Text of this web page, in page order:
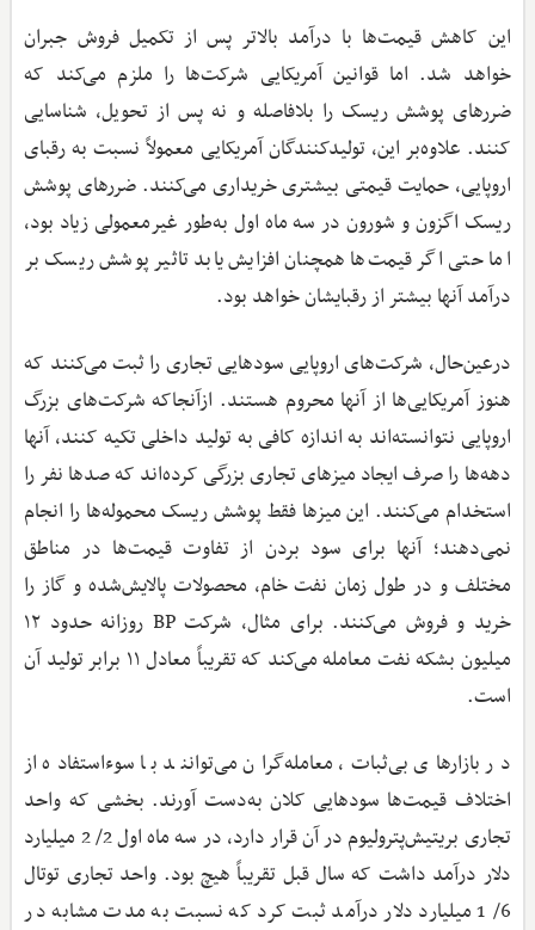
این کاهش قیمت‌ها با درآمد بالاتر پس از تکمیل فروش جبران
خواهد شد. اما قوانین آمریکایی شرکت‌ها را ملزم می‌کند که
ضررهای پوشش ریسک را بلافاصله و نه پس از تحویل، شناسایی
کنند. علاوه‌بر این، تولیدکنندگان آمریکایی معمولاً نسبت به رقبای
اروپایی، حمایت قیمتی بیشتری خریداری می‌کنند. ضررهای پوشش
ریسک اگزون و شورون در سه ‌ماه اول به‌طور غیرمعمولی زیاد بود،
اما حتی اگر قیمت‌ها همچنان افزایش یابد تاثیر پوشش ریسک بر
درآمد آنها بیشتر از رقبایشان خواهد بود.
درعین‌حال، شرکت‌های اروپایی سودهایی تجاری را ثبت می‌کنند که
هنوز آمریکایی‌ها از آنها محروم هستند. ازآنجا‌که شرکت‌های بزرگ
اروپایی نتوانسته‌اند به اندازه کافی به تولید داخلی تکیه کنند، آنها
دهه‌ها را صرف ایجاد میزهای تجاری بزرگی کرده‌اند که صدها نفر را
استخدام می‌کنند. این میزها فقط پوشش ریسک محموله‌ها را انجام
نمی‌دهند؛ آنها برای سود بردن از تفاوت قیمت‌ها در مناطق
مختلف و در طول زمان نفت خام، محصولات پالایش‌شده و گاز را
خرید و فروش می‌کنند. برای مثال، شرکت BP روزانه حدود ۱۲
میلیون بشکه نفت معامله می‌کند که تقریباً معادل ۱۱ برابر تولید آن
است.
در بازارهای بی‌ثبات، معامله‌گران می‌توانند با سوءاستفاده از
اختلاف قیمت‌ها سودهایی کلان به‌دست آورند. بخشی که واحد
تجاری بریتیش‌پترولیوم در آن قرار دارد، در سه‌ ماه اول 2/ 2 میلیارد
دلار درآمد داشت که سال قبل تقریباً هیچ بود. واحد تجاری توتال
6/ 1 میلیارد دلار درآمد ثبت کرد که نسبت به مدت مشابه در